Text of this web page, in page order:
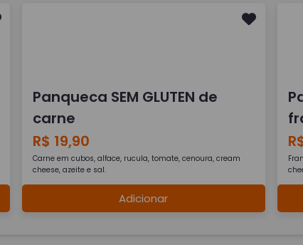
Panqueca SEM GLUTEN de
carne
R$ 19,90
Carne em cubos, alface, rucula, tomate, cenoura, cream
cheese, azeite e sal.
Adicionar